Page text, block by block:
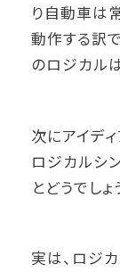
り自動車は
動作する訳
のロジカル
次にアイデ
ロジカルシ
とどうでしょ
実は、ロジ